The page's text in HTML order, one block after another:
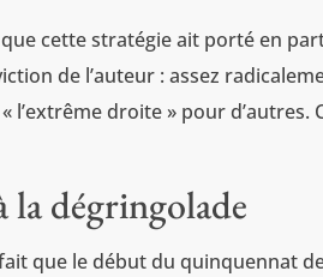
cette stratégie ait porté en
de l’auteur : assez
« l’extrême droite » pour
la dégringolade
que le début du quinquennat